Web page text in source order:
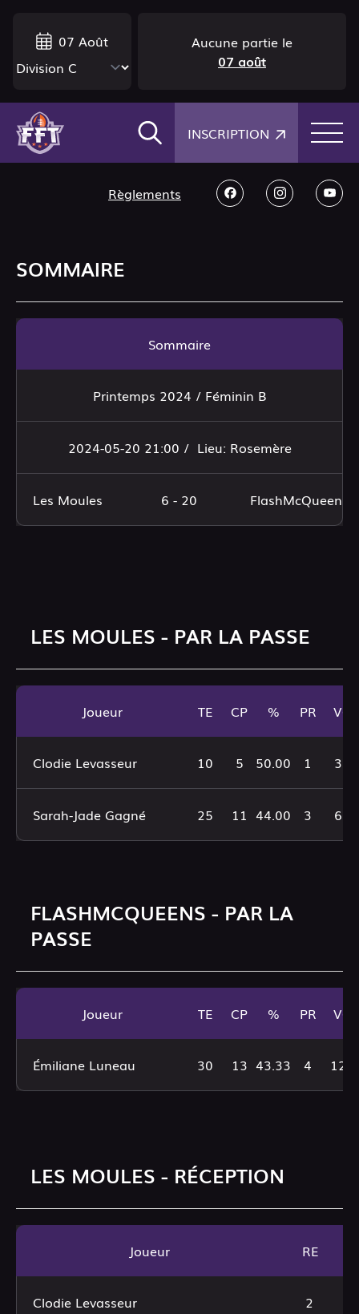
07 Août
Aucune partie le
07 août
INSCRIPTION ×
Règlements
SOMMAIRE
Sommaire
Printemps 2024 / Féminin B
2024-05-20 21:00 /Lieu: Rosemère
Les Moules 6 - 20 FlashMcQueens
LES MOULES - PAR LA PASSE
Joueur TE CP % PR VG
Clodie Levasseur 10 5 50.00 1 39
Sarah-Jade Gagné 25 11 44.00 3 62
FLASHMCQUEENS - PAR LA
PASSE
Joueur TE CP % PR VG
Émiliane Luneau 30 13 43.33 4 129
LES MOULES - RÉCEPTION
Joueur RE
Clodie Levasseur 2